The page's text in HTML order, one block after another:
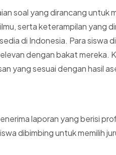
soal yang dirancang untuk
serta keterampilan yang
di Indonesia. Para siswa
dengan bakat mereka.
yang sesuai dengan hasil
laporan yang berisi
dibimbing untuk memilih